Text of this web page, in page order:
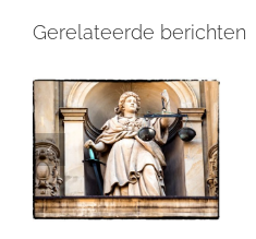
Gerelateerde berichten
Israël en de
(valse)
beschuldigingen
van genocide:
een nuchtere